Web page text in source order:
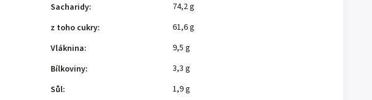
Sacharidy:
74,2 g
z toho cukry:
61,6 g
Vláknina:
9,5 g
Bílkoviny:
3,3 g
Sůl: 1,9 g